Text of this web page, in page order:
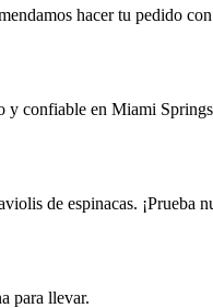
hacer tu pedido
y confiable en Miami
de espinacas. ¡Prueba
para llevar.